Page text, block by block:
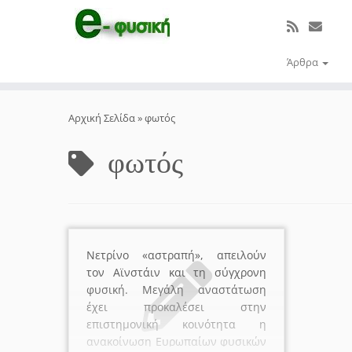
Άρθρα
Αρχική Σελίδα»φωτός
φωτός
Νετρίνο «αστραπή», απειλούν
τον Αϊνστάιν και τη σύγχρονη
φυσική. Μεγάλη αναστάτωση
έχει προκαλέσει στην
επιστημονική κοινότητα η
ανακοίνωση Ευρωπαίων φυσικών